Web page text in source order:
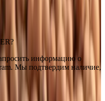
информацию о
Мы подтвердим наличие,